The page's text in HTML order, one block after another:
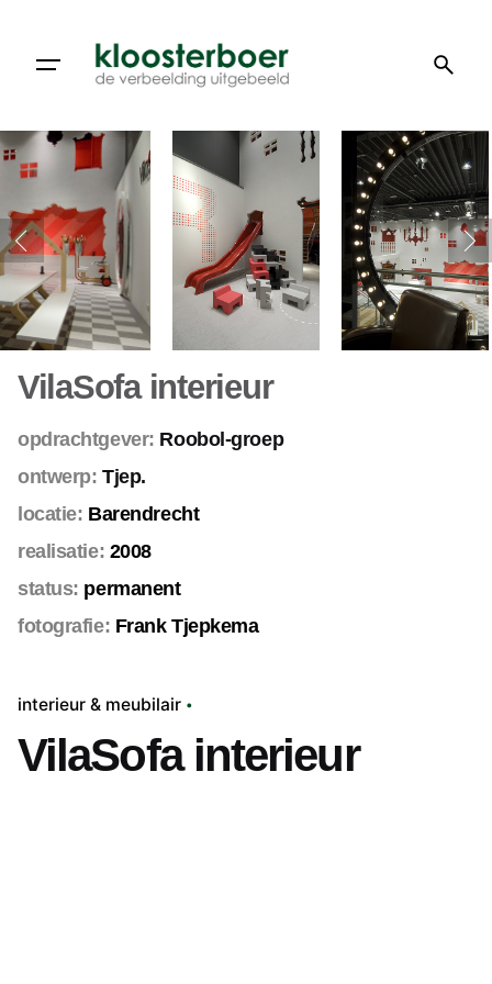
artikel
VilaSofa interieur
opdrachtgever: Roobol-groep
ontwerp: Tjep.
locatie: Barendrecht
realisatie: 2008
status: permanent
fotografie: Frank Tjepkema
interieur & meubilair
VilaSofa interieur